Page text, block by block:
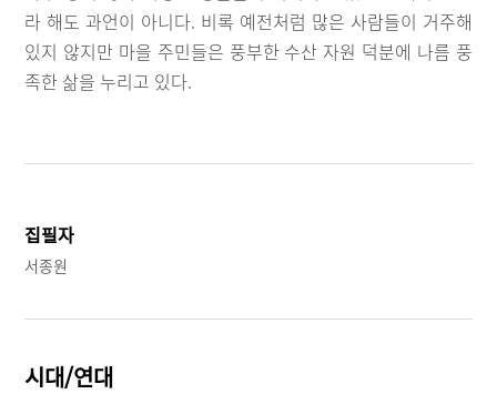
라 해도 과언이 아니다. 비록 예전처럼 많은 사람들이 거주해
있지 않지만 마을 주민들은 풍부한 수산 자원 덕분에 나름 풍
족한 삶을 누리고 있다.
집필자
서종원
시대/연대